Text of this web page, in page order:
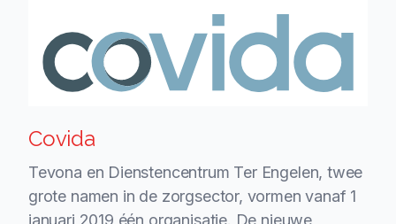
Covida
Tevona en Dienstencentrum Ter Engelen, twee
grote namen in de zorgsector, vormen vanaf 1
januari 2019 één organisatie. De nieuwe